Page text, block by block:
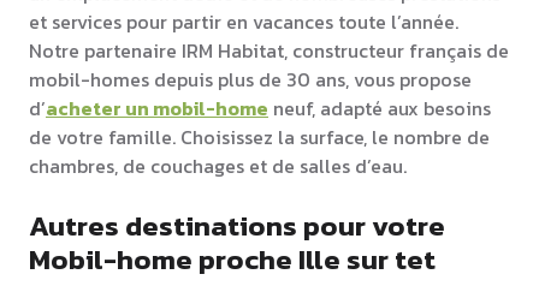
et services pour partir en vacances toute l’année.
Notre partenaire IRM Habitat, constructeur français de
mobil-homes depuis plus de 30 ans, vous propose
d’acheter un mobil-home neuf, adapté aux besoins
de votre famille. Choisissez la surface, le nombre de
chambres, de couchages et de salles d’eau.
Autres destinations pour votre
Mobil-home proche Ille sur tet